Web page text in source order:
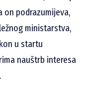
podrazumijeva,
ministarstva,
u startu
nauštrb interesa